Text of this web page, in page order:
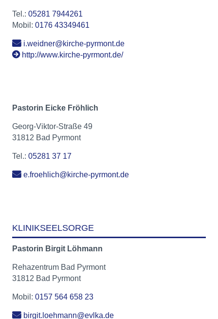
Tel.: 05281 7944261
Mobil: 0176 43349461
i.weidner@kirche-pyrmont.de
http://www.kirche-pyrmont.de/
Pastorin Eicke Fröhlich
Georg-Viktor-Straße 49
31812 Bad Pyrmont
Tel.: 05281 37 17
e.froehlich@kirche-pyrmont.de
KLINIKSEELSORGE
Pastorin Birgit Löhmann
Rehazentrum Bad Pyrmont
31812 Bad Pyrmont
Mobil: 0157 564 658 23
birgit.loehmann@evlka.de